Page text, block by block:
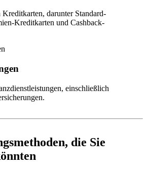
darunter Standard-
Kreditkarten und Cashback-
einschließlich
die Sie